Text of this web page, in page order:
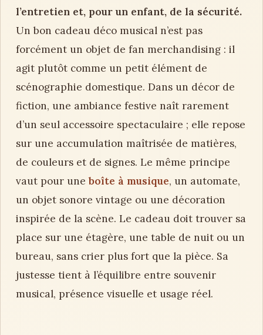
l’entretien et, pour un enfant, de la sécurité.
Un bon cadeau déco musical n’est pas
forcément un objet de fan merchandising : il
agit plutôt comme un petit élément de
scénographie domestique. Dans un décor de
fiction, une ambiance festive naît rarement
d’un seul accessoire spectaculaire ; elle repose
sur une accumulation maîtrisée de matières,
de couleurs et de signes. Le même principe
vaut pour uneboîte à musique, un automate,
un objet sonore vintage ou une décoration
inspirée de la scène. Le cadeau doit trouver sa
place sur une étagère, une table de nuit ou un
bureau, sans crier plus fort que la pièce. Sa
justesse tient à l’équilibre entre souvenir
musical, présence visuelle et usage réel.